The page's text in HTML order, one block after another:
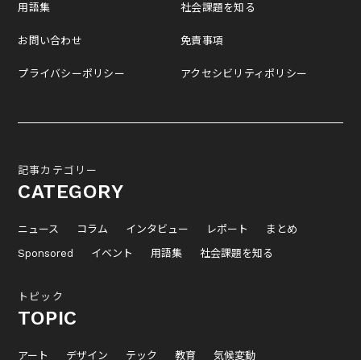
用語集
お問い合わせ
プライバシーポリシー
社会課題を知る
免責事項
アクセシビリティポリシー
記事カテゴリー
CATEGORY
ニュース コラム インタビュー レポート
まとめ
Sponsored
イベント 用語集 社会課題を知る
トピック
TOPIC
アート デザイン テック 教育 気候変動